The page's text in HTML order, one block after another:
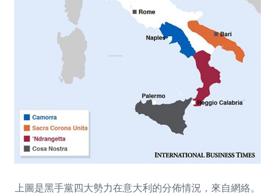
上圖是黑手黨四大勢力在意大利的分佈情況，來自網絡。